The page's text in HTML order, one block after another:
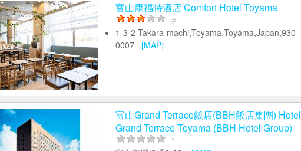
富山康福特酒店 Comfort Hotel Toyama
#
1-3-2 Takara-machi,Toyama,Toyama,Japan,930-
0007 [MAP]
富山Grand Terrace飯店(BBH飯店集團) Hotel
Grand Terrace Toyama (BBH Hotel Group)
*